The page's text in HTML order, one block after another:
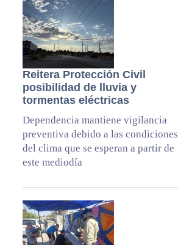
Reitera Protección Civil
posibilidad de lluvia y
tormentas eléctricas
Dependencia mantiene vigilancia
preventiva debido a las condiciones
del clima que se esperan a partir de
este mediodía